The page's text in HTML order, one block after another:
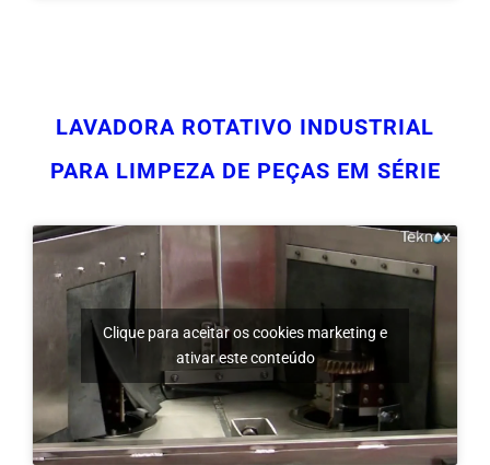
PARA LIMPEZA DE PEÇAS EM SÉRIE
Clique para aceitar os cookies marketing e
ativar este conteúdo